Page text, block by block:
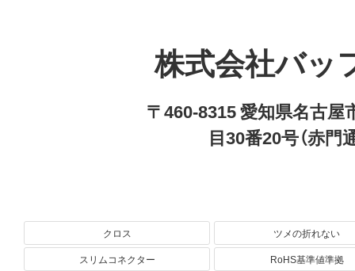
株式会社バッ
〒460-8315 愛知県名古屋
目30番20号（赤門
クロス
ツメの折れない
スリムコネクター
RoHS基準値準拠